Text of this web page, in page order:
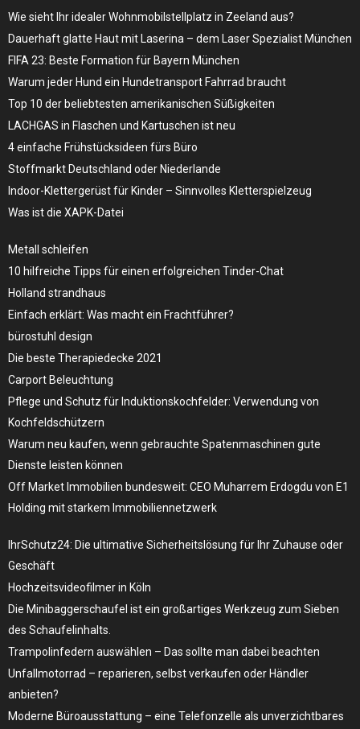
Wie sieht Ihr idealer Wohnmobilstellplatz in Zeeland aus?
Dauerhaft glatte Haut mit Laserina – dem Laser Spezialist München
FIFA 23: Beste Formation für Bayern München
Warum jeder Hund ein Hundetransport Fahrrad braucht
Top 10 der beliebtesten amerikanischen Süßigkeiten
LACHGAS in Flaschen und Kartuschen ist neu
4 einfache Frühstücksideen fürs Büro
Stoffmarkt Deutschland oder Niederlande
Indoor-Klettergerüst für Kinder – Sinnvolles Kletterspielzeug
Was ist die XAPK-Datei
Metall schleifen
10 hilfreiche Tipps für einen erfolgreichen Tinder-Chat
Holland strandhaus
Einfach erklärt: Was macht ein Frachtführer?
bürostuhl design
Die beste Therapiedecke 2021
Carport Beleuchtung
Pflege und Schutz für Induktionskochfelder: Verwendung von
Kochfeldschützern
Warum neu kaufen, wenn gebrauchte Spatenmaschinen gute
Dienste leisten können
Off Market Immobilien bundesweit: CEO Muharrem Erdogdu von E1
Holding mit starkem Immobiliennetzwerk
IhrSchutz24: Die ultimative Sicherheitslösung für Ihr Zuhause oder
Geschäft
Hochzeitsvideofilmer in Köln
Die Minibaggerschaufel ist ein großartiges Werkzeug zum Sieben
des Schaufelinhalts.
Trampolinfedern auswählen – Das sollte man dabei beachten
Unfallmotorrad – reparieren, selbst verkaufen oder Händler
anbieten?
Moderne Büroausstattung – eine Telefonzelle als unverzichtbares